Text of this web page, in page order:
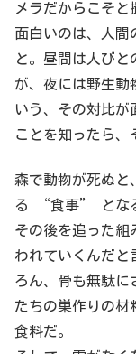
メラだからこそと
面白いのは、人間
と。昼間は人び
が、夜には野生動
いう、その対比が
ことを知ったら、
森で動物が死ぬと
る “食事” とな
その後を追った組
われていくんだと
ろん、骨も無駄に
たちの巣作りの材
食料だ。